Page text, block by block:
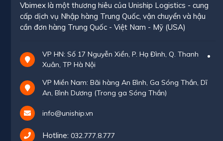
Vbimex là một thương hiêu của Uniship Logistics - cung
cấp dịch vụ Nhập hàng Trung Quốc, vận chuyển và hậu
cần đơn hàng Trung Quốc - Việt Nam - Mỹ (USA)
VP HN: Số 17 Nguyễn Xiển, P. Hạ Đình, Q. Thanh
Xuân, TP Hà Nội
VP Miền Nam: Bãi hàng An Bình, Ga Sóng Thần, Dĩ
An, Bình Dương (Trong ga Sóng Thần)
info@uniship.vn
Hotline: 032.777.8.777